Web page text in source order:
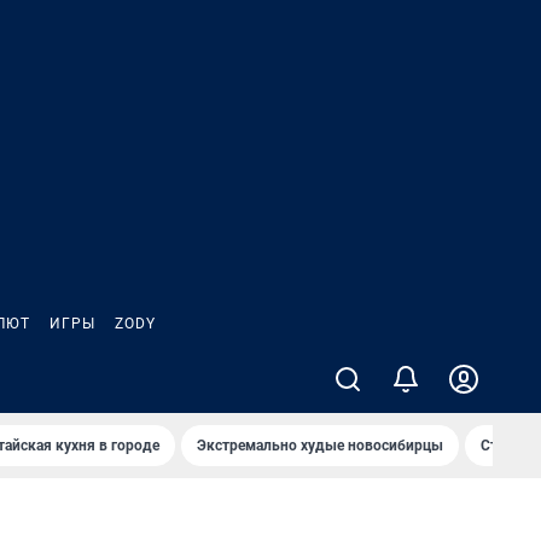
ИГРЫ ZODY
кухня в городе Экстремально худые новосибирцы Старт